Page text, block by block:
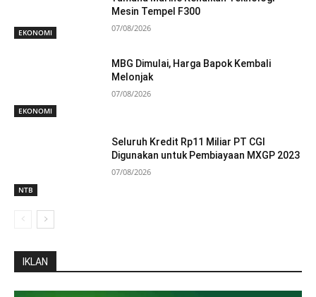
EKONOMI
Mesin Tempel F300
07/08/2026
EKONOMI
MBG Dimulai, Harga Bapok Kembali
Melonjak
07/08/2026
NTB
Seluruh Kredit Rp11 Miliar PT CGI
Digunakan untuk Pembiayaan MXGP 2023
07/08/2026
IKLAN